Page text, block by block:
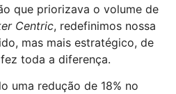
que priorizava o volume de
Centric, redefinimos nossa
mas mais estratégico, de
toda a diferença.
uma redução de 18% no